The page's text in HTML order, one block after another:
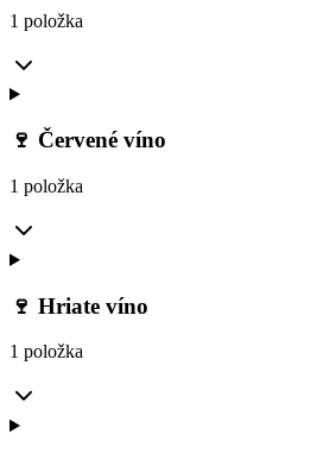
1 položka
🍷 Červené víno
1 položka
🍷 Hriate víno
1 položka